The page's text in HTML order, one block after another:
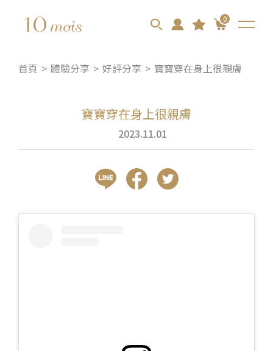
0
首頁 體驗分享 好評分享 寶寶穿在身上很親膚
寶寶穿在身上很親膚
2023.11.01